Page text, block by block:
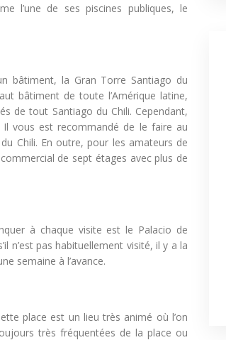
l’une de ses piscines publiques, le
bâtiment, la Gran Torre Santiago du
bâtiment de toute l’Amérique latine,
de tout Santiago du Chili. Cependant,
vous est recommandé de le faire au
Chili. En outre, pour les amateurs de
de sept étages avec plus de
à chaque visite est le Palacio de
n’est pas habituellement visité, il y a la
semaine à l’avance.
place est un lieu très animé où l’on
très fréquentées de la place ou